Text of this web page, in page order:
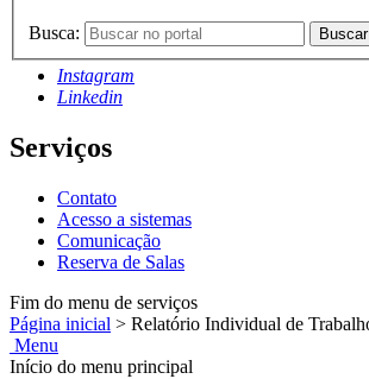
Busca: Buscar
Instagram
Linkedin
Serviços
Contato
Acesso a sistemas
Comunicação
Reserva de Salas
Fim do menu de serviços
Página inicial > Relatório Individual de
Menu
Início do menu principal